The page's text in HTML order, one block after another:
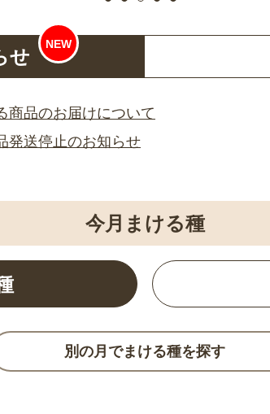
せ
商品のお届けについて
発送停止のお知らせ
今月まける種
別の月でまける種を探す